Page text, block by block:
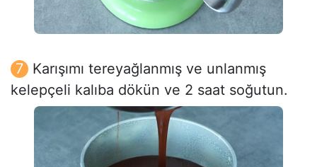
Karışımı tereyağlanmış ve unlanmış
kelepçeli kalıba dökün ve 2 saat soğutun.